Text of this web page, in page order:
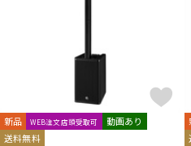
新品 WEB注文店頭受取可
動画あり
送料無料